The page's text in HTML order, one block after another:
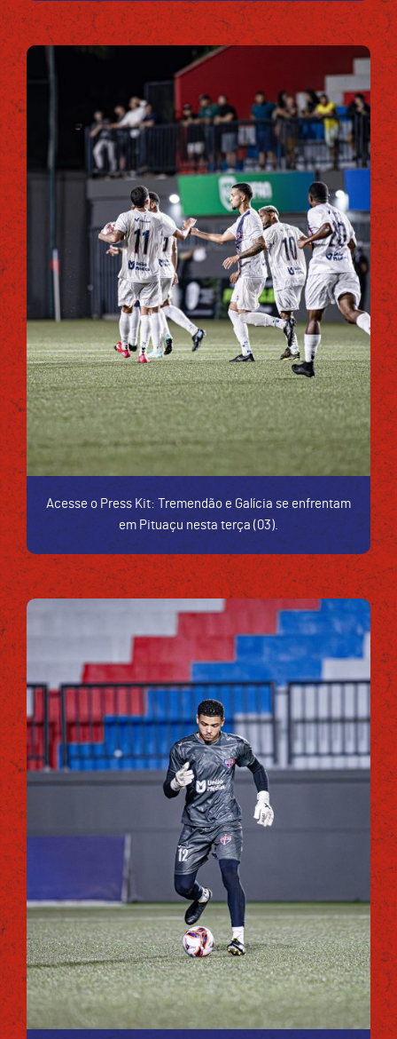
Acesse o Press Kit: Tremendão e Galícia se enfrentam
em Pituaçu nesta terça (03).